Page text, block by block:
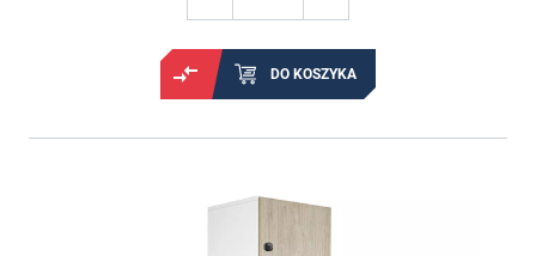
DO KOSZYKA